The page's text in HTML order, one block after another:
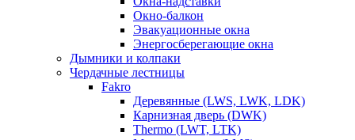
Окно-балкон
Эвакуационные окна
Энергосберегающие окна
Дымники и колпаки
Чердачные лестницы
Fakro
Деревянные (LWS, LWK, LDK)
Карнизная дверь (DWK)
Thermo (LWT, LTK)